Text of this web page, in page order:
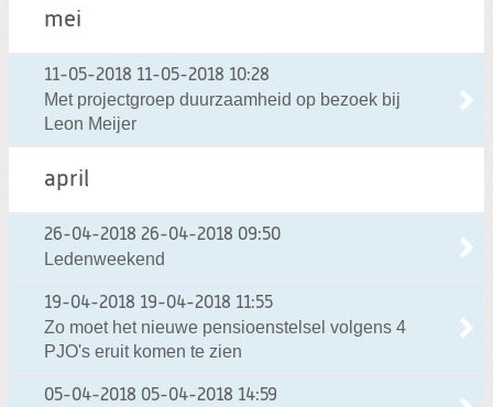
mei
11-05-2018 11-05-2018 10:28
Met projectgroep duurzaamheid op bezoek bij
Leon Meijer
april
26-04-2018 26-04-2018 09:50
Ledenweekend
19-04-2018 19-04-2018 11:55
Zo moet het nieuwe pensioenstelsel volgens 4
PJO's eruit komen te zien
05-04-2018 05-04-2018 14:59